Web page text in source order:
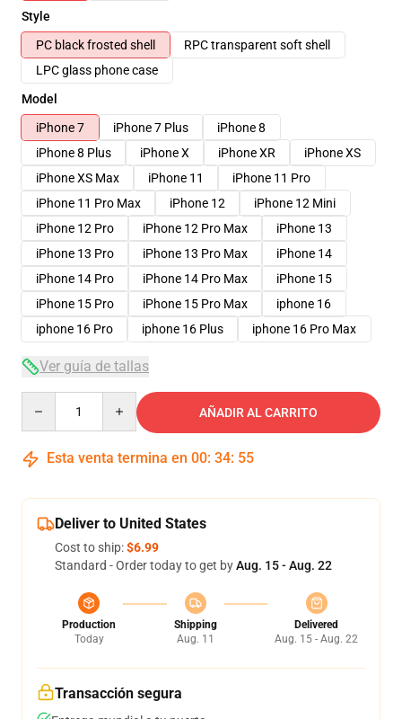
Style
PC black frosted shell
RPC transparent soft shell
LPC glass phone case
Model
iPhone 7
iPhone 7 Plus
iPhone 8
iPhone 8 Plus
iPhone X iPhone XR
iPhone XS
iPhone XS Max
iPhone 11
iPhone 11 Pro
iPhone 11 Pro Max
iPhone 12
iPhone 12 Mini
iPhone 12 Pro
iPhone 12 Pro Max
iPhone 13
iPhone 13 Pro
iPhone 13 Pro Max
iPhone 14
iPhone 14 Pro
iPhone 14 Pro Max
iPhone 15
iPhone 15 Pro
iPhone 15 Pro Max
iphone 16
iphone 16 Pro
iphone 16 Plus iphone 16 Pro Max
Ver guía de tallas
AÑADIR AL CARRITO
Esta venta termina en 00: 34: 54
Deliver to United States
Cost to ship:$6.99
Standard - Order today to get byAug. 15 - Aug. 22
Production
Today
Shipping
Aug. 11
Delivered
Aug. 15 - Aug. 22
Transacción segura